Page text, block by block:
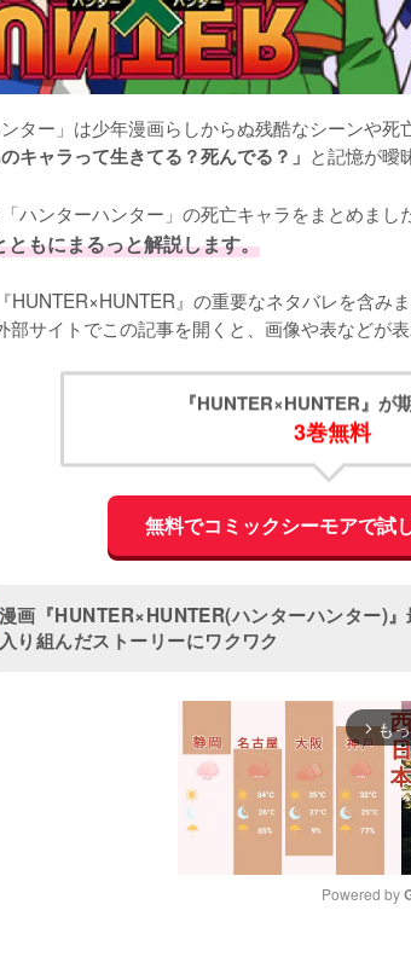
ンター」は少年漫画らしからぬ残酷なシーンや
のキャラって生きてる？死んでる？」 と記憶が曖
ハンターハンター」の死亡キャラをまとめまし
ともにまるっと解説します。
HUNTER×HUNTER』の重要なネタバレを含みま
部サイトでこの記事を開くと、画像や表などが表
『HUNTER×HUNTER』が
3巻無料
無料でコミックシーモアで試
漫画『HUNTER×HUNTER(ハンターハンター)
入り組んだストーリーにワクワク
arrow_forward_ios も
Powered by